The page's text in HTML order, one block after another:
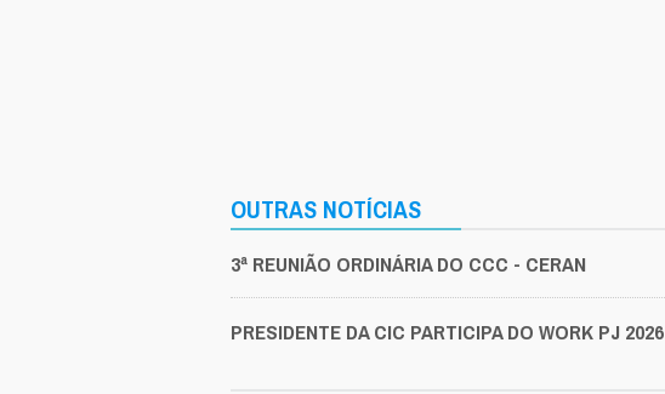
OUTRAS NOTÍCIAS
3ª REUNIÃO ORDINÁRIA DO CCC - CERAN
PRESIDENTE DA CIC PARTICIPA DO WORK PJ 2026